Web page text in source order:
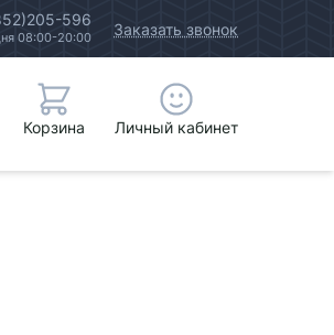
596
08:00-20:00 Заказать звонок
Корзина Личный кабинет